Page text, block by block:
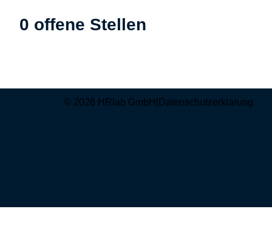
0 offene Stellen
© 2026 HRlab GmbH Datenschutzerklärung